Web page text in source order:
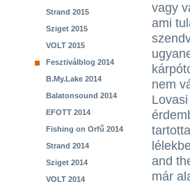
Strand 2015
Sziget 2015
VOLT 2015
Fesztiválblog 2014
B.My.Lake 2014
Balatonsound 2014
EFOTT 2014
Fishing on Orfű 2014
Strand 2014
Sziget 2014
VOLT 2014
vagy
ami
nem
and
már